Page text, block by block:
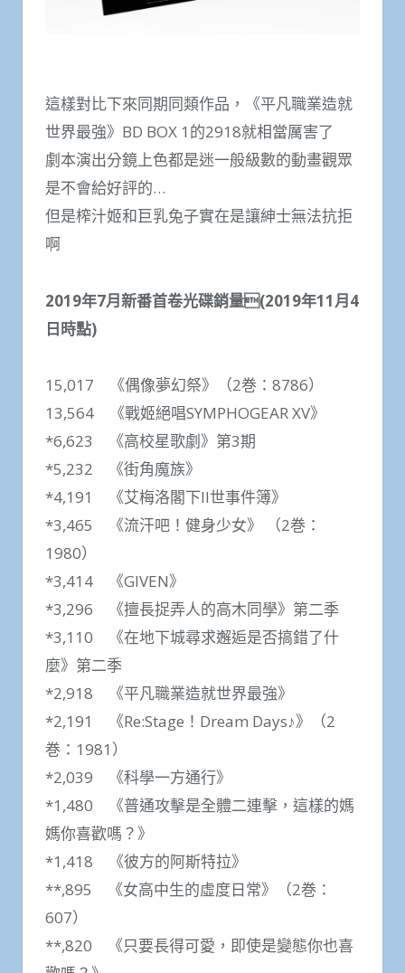
這樣對比下來同期同類作品，《平凡職業造就
世界最強》BD BOX 1的2918就相當厲害了
劇本演出分鏡上色都是迷一般級數的動畫觀眾
是不會給好評的…
但是榨汁姬和巨乳兔子實在是讓紳士無法抗拒
啊
2019年7月新番首卷光碟銷量(2019年11月4
日時點)
15,017 《偶像夢幻祭》（2巻：8786）
13,564 《戰姬絕唱SYMPHOGEAR XV》
*6,623 《高校星歌劇》第3期
*5,232 《街角魔族》
*4,191 《艾梅洛閣下II世事件簿》
*3,465 《流汗吧！健身少女》 （2巻：
1980）
*3,414 《GIVEN》
*3,296 《擅長捉弄人的高木同學》第二季
*3,110 《在地下城尋求邂逅是否搞錯了什
麼》第二季
*2,918 《平凡職業造就世界最強》
*2,191 《Re:Stage！Dream Days♪》（2
巻：1981）
*2,039 《科學一方通行》
*1,480 《普通攻擊是全體二連擊，這樣的媽
媽你喜歡嗎？》
*1,418 《彼方的阿斯特拉》
**,895 《女高中生的虛度日常》（2巻：
607）
**,820 《只要長得可愛，即使是變態你也喜